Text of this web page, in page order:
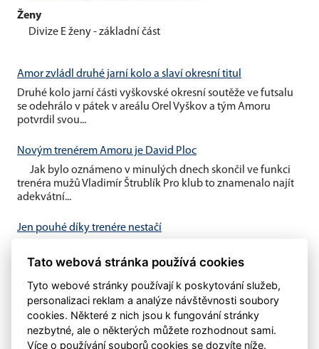
Ženy
Divize E ženy - základní část
Amor zvládl druhé jarní kolo a slaví okresní titul
Druhé kolo jarní části vyškovské okresní soutěže ve futsalu
se odehrálo v pátek v areálu Orel Vyškov a tým Amoru
potvrdil svou...
Novým trenérem Amoru je David Ploc
Jak bylo oznámeno v minulých dnech skončil ve funkci
trenéra mužů Vladimír Štrublík Pro klub to znamenalo najít
adekvátní...
Jen pouhé díky trenére nestačí
Štrublíka u našeho áčka Domníváme se, že pouhé
Tato webová stránka používá cookies
Tyto webové stránky používají k poskytování služeb,
personalizaci reklam a analýze návštěvnosti soubory
cookies. Některé z nich jsou k fungování stránky
nezbytné, ale o některých můžete rozhodnout sami.
Více o používání souborů cookies se dozvíte níže.